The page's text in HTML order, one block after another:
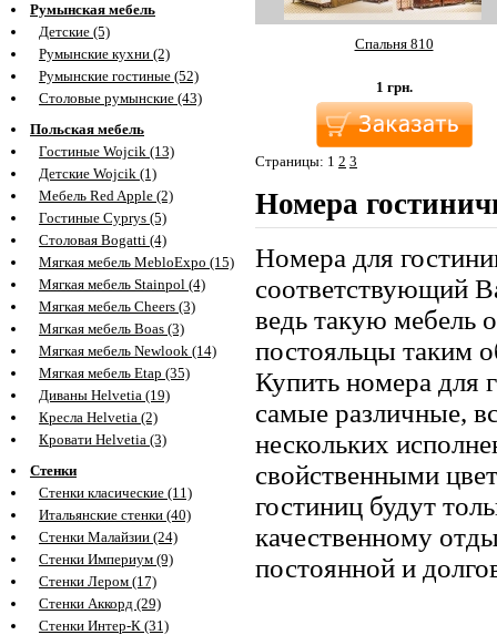
Румынская мебель
Детские (5)
Румынские кухни (2)
Румынские гостиные (52)
Столовые румынские (43)
Польская мебель
Гостиные Wojcik (13)
Детские Wojcik (1)
Мебель Red Apple (2)
Гостиные Cyprys (5)
Столовая Bogatti (4)
Мягкая мебель MebloExpo (15)
Мягкая мебель Stainpol (4)
Мягкая мебель Cheers (3)
Мягкая мебель Boas (3)
Мягкая мебель Newlook (14)
Мягкая мебель Etap (35)
Диваны Helvetia (19)
Кресла Helvetia (2)
Кровати Helvetia (3)
Стенки
Стенки класические (11)
Итальянские стенки (40)
Стенки Малайзии (24)
Стенки Империум (9)
Стенки Лером (17)
Стенки Аккорд (29)
Стенки Интер-К (31)
Спальня 810
1 грн.
Страницы: 1 2 3
Номера
Номера для
соответствующий
ведь такую мебель
постояльцы таким
Купить номера для
самые различные,
нескольких
свойственными
гостиниц будут
качественному
постоянной и